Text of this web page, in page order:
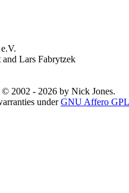
and Lars Fabrytzek
2002 - 2026 by Nick Jones.
underGNU Affero GPL